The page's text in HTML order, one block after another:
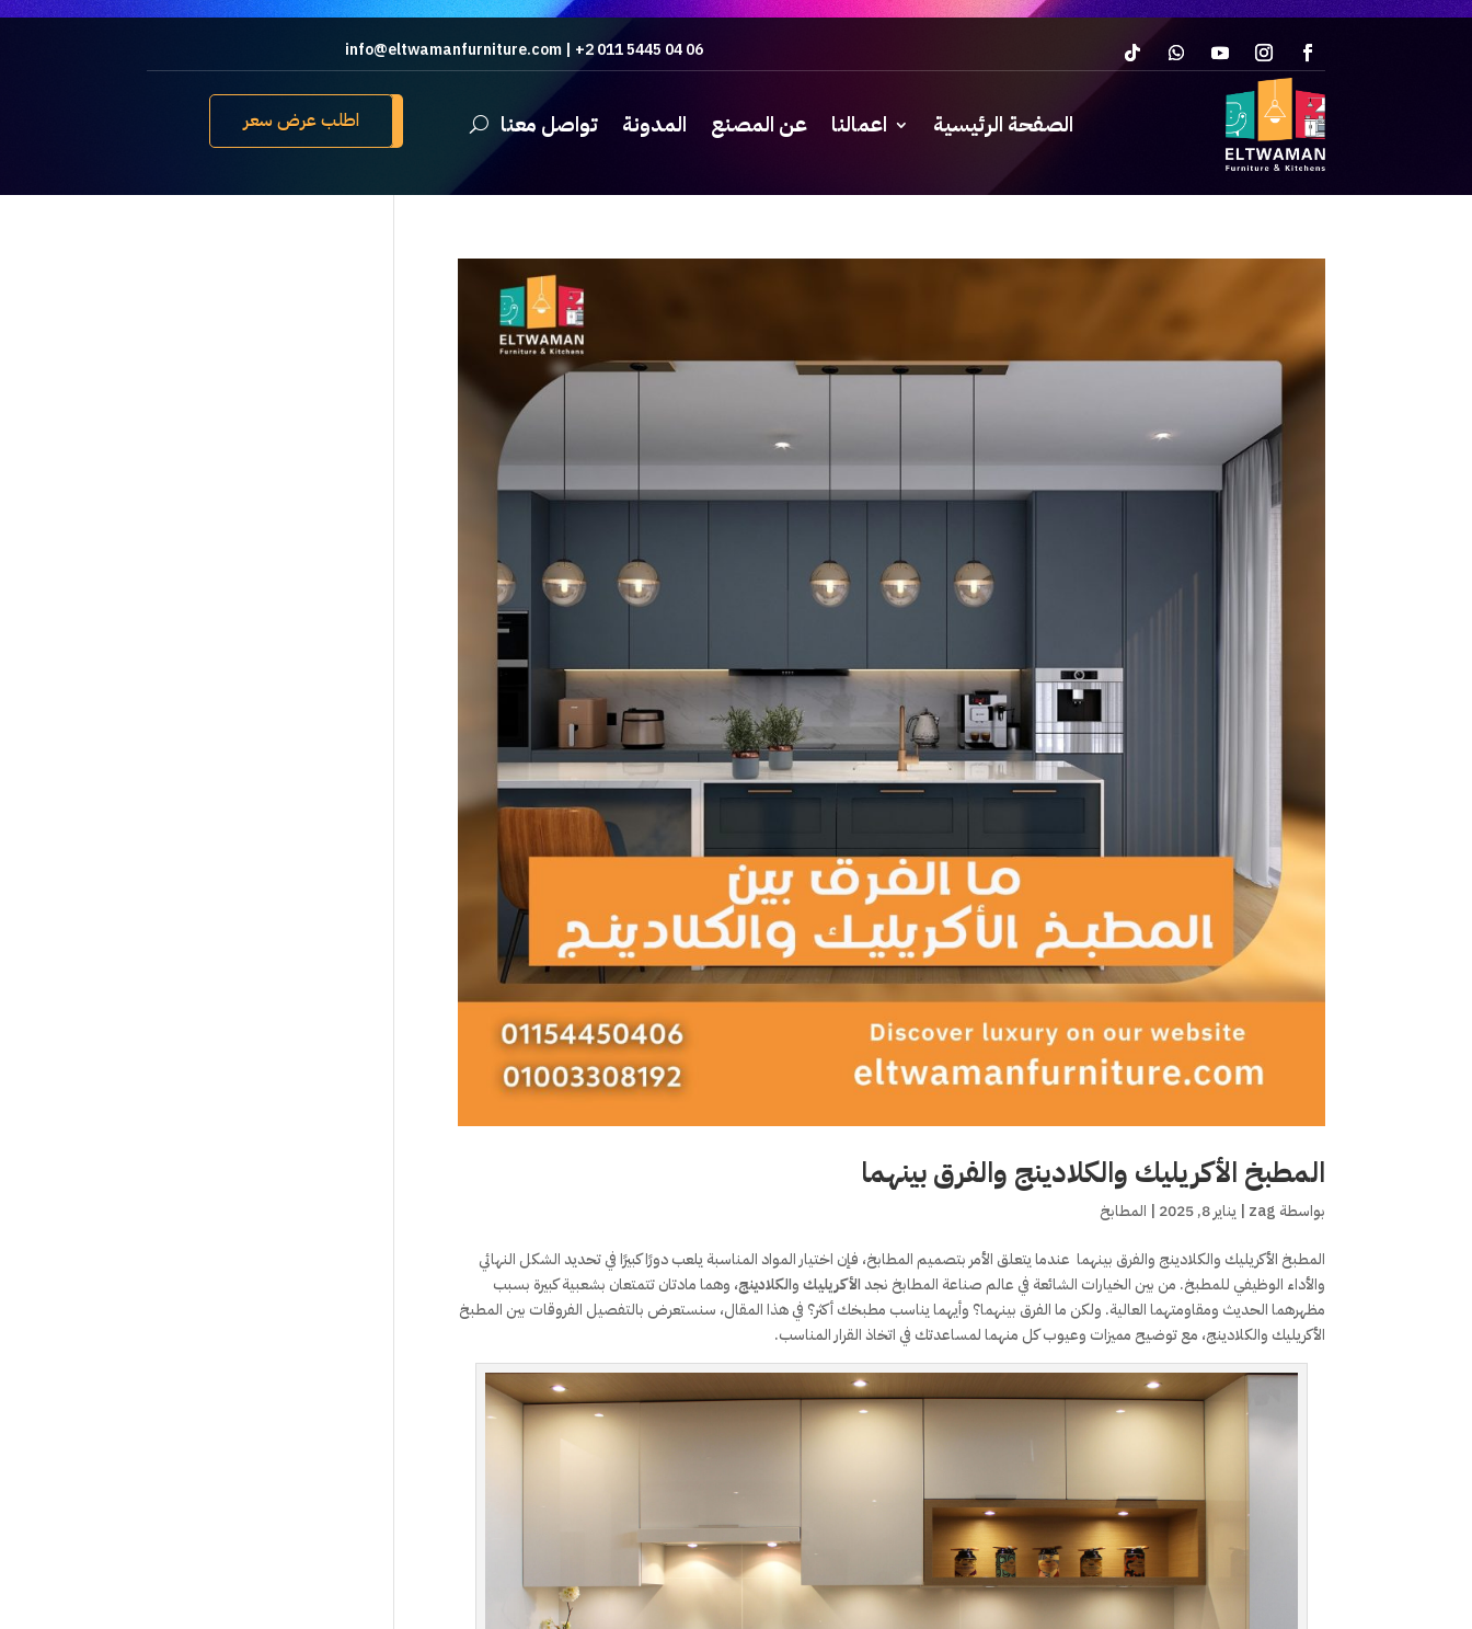
info@eltwamanfurniture.com | +2 011 5445 04 06
اطلب عرض سعر الصفحة الرئيسية اعمالنا عن المصنع المدونة تواصل معنا
المطبخ الأكريليك والكلادينج والفرق بينهما
بواسطة zag
| يناير 8, 2025 | المطابخ
المطبخ الأكريليك والكلادينج والفرق بينهما عندما يتعلق الأمر بتصميم المطابخ، فإن اختيار المواد المناسبة يلعب دورًا كبيرًا في تحديد الشكل النهائي
والأداء الوظيفي للمطبخ. من بين الخيارات الشائعة في عالم صناعة المطابخ نجد الأكريليكوالكلادينج، وهما مادتان تتمتعان بشعبية كبيرة بسبب
مظهرهما الحديث ومقاومتهما العالية. ولكن ما الفرق بينهما؟ وأيهما يناسب مطبخك أكثر؟ في هذا المقال، سنستعرض بالتفصيل الفروقات بين المطبخ
الأكريليك والكلادينج، مع توضيح مميزات وعيوب كل منهما لمساعدتك في اتخاذ القرار المناسب.